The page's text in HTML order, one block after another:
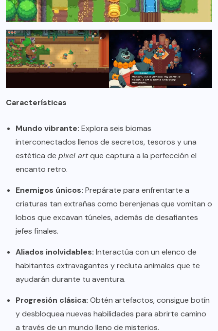
Características
Mundo vibrante: Explora seis biomas
interconectados llenos de secretos, tesoros y una
estética de pixel artque captura a la perfección el
encanto retro.
Enemigos únicos: Prepárate para enfrentarte a
criaturas tan extrañas como berenjenas que vomitan o
lobos que excavan túneles, además de desafiantes
jefes finales.
Aliados inolvidables: Interactúa con un elenco de
habitantes extravagantes y recluta animales que te
ayudarán durante tu aventura.
Progresión clásica: Obtén artefactos, consigue botín
y desbloquea nuevas habilidades para abrirte camino
a través de un mundo lleno de misterios.